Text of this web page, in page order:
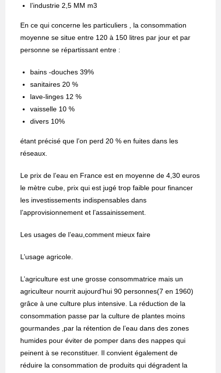
l’industrie 2,5 MM m3
En ce qui concerne les particuliers , la consommation
moyenne se situe entre 120 à 150 litres par jour et par
personne se répartissant entre :
bains -douches 39%
sanitaires 20 %
lave-linges 12 %
vaisselle 10 %
divers 10%
étant précisé que l’on perd 20 % en fuites dans les
réseaux.
Le prix de l’eau en France est en moyenne de 4,30 euros
le mètre cube, prix qui est jugé trop faible pour financer
les investissements indispensables dans
l’approvisionnement et l’assainissement.
Les usages de l’eau,comment mieux faire
L’usage agricole.
L’agriculture est une grosse consommatrice mais un
agriculteur nourrit aujourd’hui 90 personnes(7 en 1960)
grâce à une culture plus intensive. La réduction de la
consommation passe par la culture de plantes moins
gourmandes ,par la rétention de l’eau dans des zones
humides pour éviter de pomper dans des nappes qui
peinent à se reconstituer. Il convient également de
réduire la consommation de produits qui dégradent la